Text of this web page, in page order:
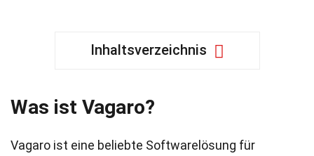
Inhaltsverzeichnis
Was ist Vagaro?
Vagaro ist eine beliebte Softwarelösung für